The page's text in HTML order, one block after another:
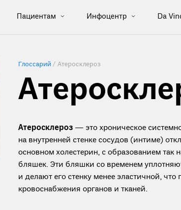
Пациентам Инфоцентр Da
Глоссарий / Атеросклероз
Атеросклероз— это хроническое
на внутренней стенке сосудов (интиме)
основном холестерин, с образованием так
бляшек. Эти бляшки со временем
и делают его стенку менее эластичной,
кровоснабжения органов и тканей.